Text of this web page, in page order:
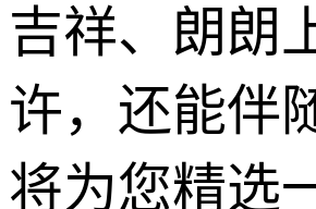
吉祥、朗朗
许，还能伴
将为您精选